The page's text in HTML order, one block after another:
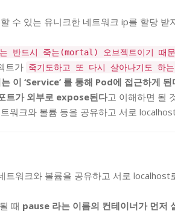
수 있는 유니크한 네트워크 ip를 할당 받
반드시 죽는(mortal) 오브젝트이기 때
트가 죽기도하고 또 다시 살아나기도 하
이 ‘Service’ 를 통해 Pod에 접근하게
트가 외부로 expose된다고 이해하면 될
워크와 볼륨 등을 공유하고 서로
트워크와 볼륨을 공유하고 서로 localhost
때 pause 라는 이름의 컨테이너가 먼저